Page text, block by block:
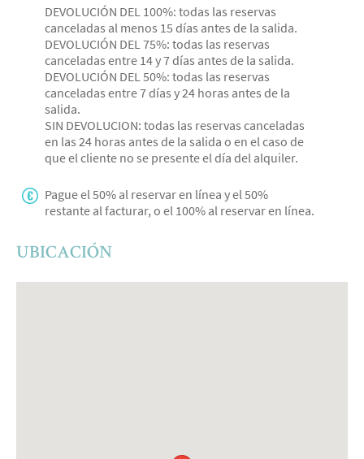
DEVOLUCIÓN DEL 100%: todas las reservas
canceladas al menos 15 días antes de la salida.
DEVOLUCIÓN DEL 75%: todas las reservas
canceladas entre 14 y 7 días antes de la salida.
DEVOLUCIÓN DEL 50%: todas las reservas
canceladas entre 7 días y 24 horas antes de la
salida.
SIN DEVOLUCION: todas las reservas canceladas
en las 24 horas antes de la salida o en el caso de
que el cliente no se presente el día del alquiler.
Pague el 50% al reservar en línea y el 50%
restante al facturar, o el 100% al reservar en línea.
UBICACIÓN